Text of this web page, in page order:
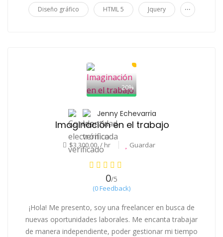
Diseño gráfico HTML 5 Jquery ...
20%
Jenny Echevarria
Imaginación en el trabajo
$3,300.00 / hr Guardar
0/5
(0 Feedback)
¡Hola! Me presento, soy una freelancer en busca de
nuevas oportunidades laborales. Me encanta trabajar
de manera independiente, poder gestionar mi tiempo